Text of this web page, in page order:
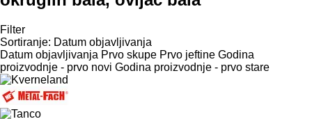
Filter
Sortiranje: Datum objavljivanja
Datum objavljivanja Prvo skupe Prvo jeftine Godina
proizvodnje - prvo novi Godina proizvodnje - prvo stare